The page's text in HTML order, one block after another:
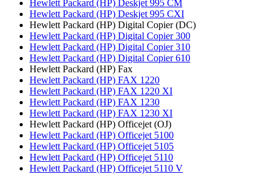
Hewlett Packard (HP) Deskjet 995 CM
Hewlett Packard (HP) Deskjet 995 CXI
Hewlett Packard (HP) Digital Copier (DC)
Hewlett Packard (HP) Digital Copier 300
Hewlett Packard (HP) Digital Copier 310
Hewlett Packard (HP) Digital Copier 610
Hewlett Packard (HP) Fax
Hewlett Packard (HP) FAX 1220
Hewlett Packard (HP) FAX 1220 XI
Hewlett Packard (HP) FAX 1230
Hewlett Packard (HP) FAX 1230 XI
Hewlett Packard (HP) Officejet (OJ)
Hewlett Packard (HP) Officejet 5100
Hewlett Packard (HP) Officejet 5105
Hewlett Packard (HP) Officejet 5110
Hewlett Packard (HP) Officejet 5110 V